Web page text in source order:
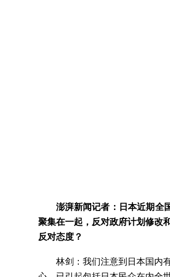
澎湃新闻记者：日本近期全
聚集在一起，反对政府计划修改
反对态度？
林剑：我们注意到日本国内